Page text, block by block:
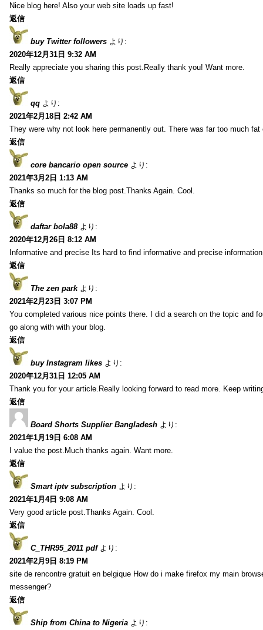
Nice blog here! Also your web site loads up fast!
返信
buy Twitter followers より:
2020年12月31日 9:32 AM
Really appreciate you sharing this post.Really thank you! Want more.
返信
qq より:
2021年2月18日 2:42 AM
They were why not look here permanently out. There was far too much fat
返信
core bancario open source より:
2021年3月2日 1:13 AM
Thanks so much for the blog post.Thanks Again. Cool.
返信
daftar bola88 より:
2020年12月26日 8:12 AM
Informative and precise Its hard to find informative and precise
返信
The zen park より:
2021年2月23日 3:07 PM
You completed various nice points there. I did a search on the topic and
go along with with your blog.
返信
buy Instagram likes より:
2020年12月31日 12:05 AM
Thank you for your article.Really looking forward to read more. Keep
返信
Board Shorts Supplier Bangladesh より:
2021年1月19日 6:08 AM
I value the post.Much thanks again. Want more.
返信
Smart iptv subscription より:
2021年1月4日 9:08 AM
Very good article post.Thanks Again. Cool.
返信
C_THR95_2011 pdf より:
2021年2月9日 8:19 PM
site de rencontre gratuit en belgique How do i make firefox my main
messenger?
返信
Ship from China to Nigeria より: